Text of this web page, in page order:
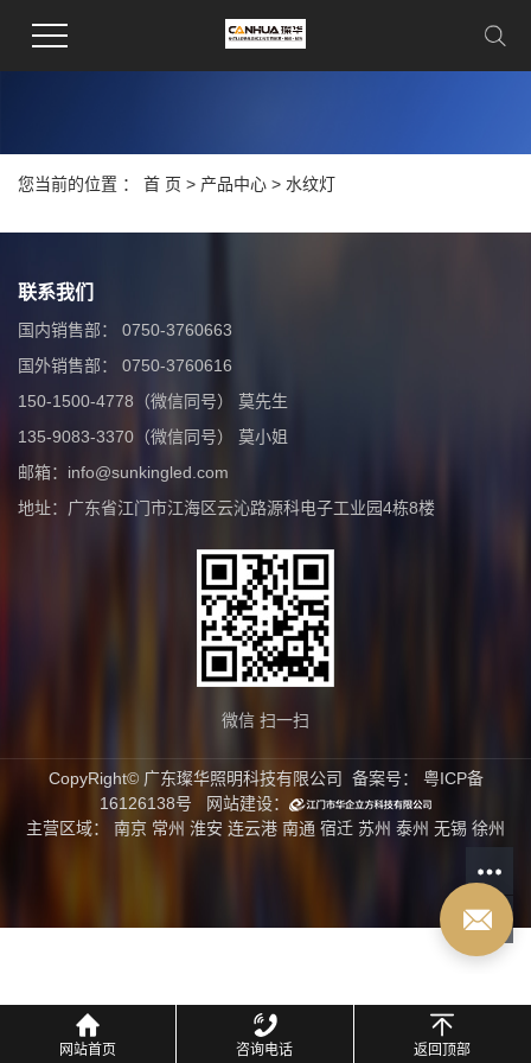
您当前的位置 ： 首 页 > 产品中心 > 水纹灯
联系我们
国内销售部： 0750-3760663
国外销售部： 0750-3760616
150-1500-4778（微信同号） 莫先生
135-9083-3370（微信同号） 莫小姐
邮箱：info@sunkingled.com
地址：广东省江门市江海区云沁路源科电子工业园4栋8楼
微信 扫一扫
CopyRight© 广东璨华照明科技有限公司 备案号： 粤ICP备
16126138号 网站建设：
主营区域： 南京 常州 淮安 连云港 南通 宿迁 苏州 泰州 无锡 徐州
网站首页 咨询电话 返回顶部